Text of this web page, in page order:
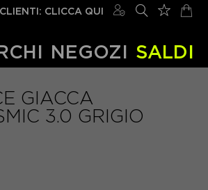
CLICCA QUI
NEGOZI SALDI
GIACCA
3.0 GRIGIO